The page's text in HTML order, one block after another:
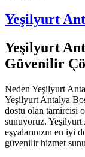
Yeşilyurt
Yeşilyurt
Güvenilir
Neden Yeşilyurt
Yeşilyurt Antalya
dostu olan tamircisi
sunuyoruz. Yeşilyurt
eşyalarınızın en iyi
güvenilir hizmet